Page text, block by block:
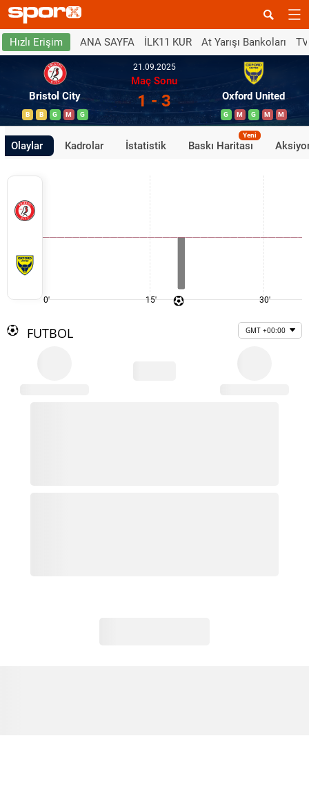
Hızlı Erişim ANA SAYFA İLK11 KUR At Yarışı Bankoları
Bristol City
B B G M G
21.09.2025
Maç Sonu
1 - 3 Oxford United
G M G M M
Olaylar Kadrolar İstatistik Baskı Haritası
Yeni
0' 15' 30'
FUTBOL GMT +00:00